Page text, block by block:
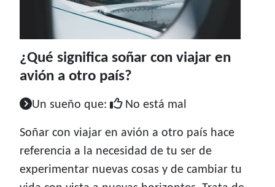
¿Qué significa soñar con viajar en
avión a otro país?
Un sueño que: No está mal
Soñar con viajar en avión a otro país hace
referencia a la necesidad de tu ser de
experimentar nuevas cosas y de cambiar tu